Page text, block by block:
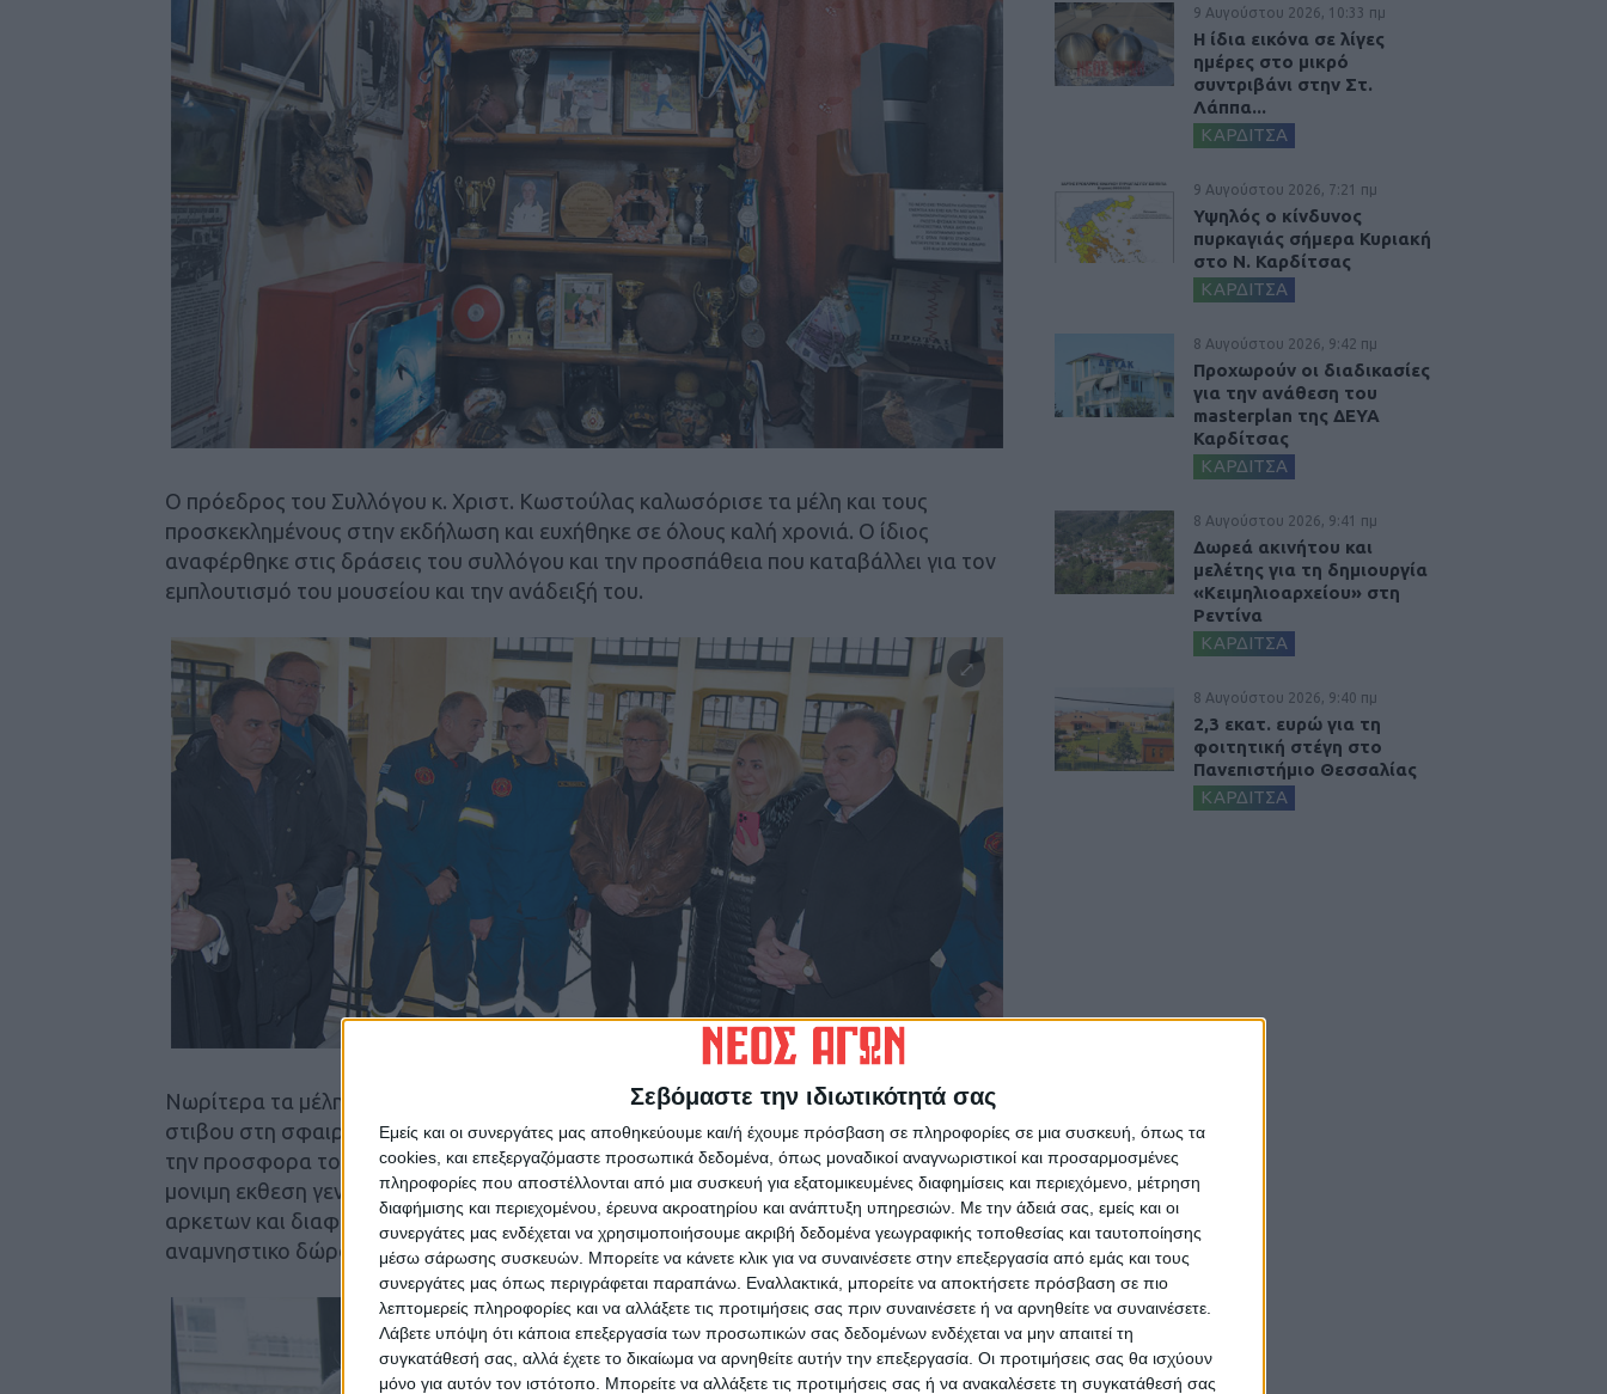
Σεβόμαστε την ιδιωτικότητά σας
Εμείς και οι συνεργάτες μας αποθηκεύουμε και/ή έχουμε πρόσβαση σε πληροφορίες σε μια συσκευή, όπως τα
cookies, και επεξεργαζόμαστε προσωπικά δεδομένα, όπως μοναδικοί αναγνωριστικοί και προσαρμοσμένες
πληροφορίες που αποστέλλονται από μια συσκευή για εξατομικευμένες διαφημίσεις και περιεχόμενο, μέτρηση
διαφήμισης και περιεχομένου, έρευνα ακροατηρίου και ανάπτυξη υπηρεσιών. Με την άδειά σας, εμείς και οι
συνεργάτες μας ενδέχεται να χρησιμοποιήσουμε ακριβή δεδομένα γεωγραφικής τοποθεσίας και ταυτοποίησης
μέσω σάρωσης συσκευών. Μπορείτε να κάνετε κλικ για να συναινέσετε στην επεξεργασία από εμάς και τους
συνεργάτες μας όπως περιγράφεται παραπάνω. Εναλλακτικά, μπορείτε να αποκτήσετε πρόσβαση σε πιο
λεπτομερείς πληροφορίες και να αλλάξετε τις προτιμήσεις σας πριν συναινέσετε ή να αρνηθείτε να συναινέσετε.
Λάβετε υπόψη ότι κάποια επεξεργασία των προσωπικών σας δεδομένων ενδέχεται να μην απαιτεί τη
συγκατάθεσή σας, αλλά έχετε το δικαίωμα να αρνηθείτε αυτήν την επεξεργασία. Οι προτιμήσεις σας θα ισχύουν
μόνο για αυτόν τον ιστότοπο. Μπορείτε να αλλάξετε τις προτιμήσεις σας ή να ανακαλέσετε τη συγκατάθεσή σας
Ο πρόεδρος του Συλλόγου κ. Χριστ. Κωστούλας καλωσόρισε τα μέλη και τους
προσκεκλημένους στην εκδήλωση και ευχήθηκε σε όλους καλή χρονιά. Ο ίδιος
αναφέρθηκε στις δράσεις του συλλόγου και την προσπάθεια που καταβάλλει για τον
εμπλουτισμό του μουσείου και την ανάδειξή του.
Νωρίτερα τα μέλη του συλλόγου τίμησαν τον βετερανο πρωταθλητη κλειστου
στιβου στη σφαιροβολία και δισκοβολία κ. Αθανάσιο Κωσταβάρα του Ιωαννου για
την προσφορα του στον ελληνικό και οχι μονο αθλητισμο και την παραχωρηση στη
μονιμη εκθεση γενικων πυροσβεστικων κ.λπ. υλικων Μουσειακου χαρακτηρα
αρκετων και διαφορων μεταλλιων και κυπελων του, επιδιδοντας του ενα
αναμνηστικο δώρο.
9 Αυγούστου 2026, 10:33 πμ
Η ίδια εικόνα σε λίγες
ημέρες στο μικρό
συντριβάνι στην Στ.
Λάππα...
ΚΑΡΔΙΤΣΑ
9 Αυγούστου 2026, 7:21 πμ
Υψηλός ο κίνδυνος
πυρκαγιάς σήμερα Κυριακή
στο Ν. Καρδίτσας
ΚΑΡΔΙΤΣΑ
8 Αυγούστου 2026, 9:42 πμ
Προχωρούν οι διαδικασίες
για την ανάθεση του
masterplan της ΔΕΥΑ
Καρδίτσας
ΚΑΡΔΙΤΣΑ
8 Αυγούστου 2026, 9:41 πμ
Δωρεά ακινήτου και
μελέτης για τη δημιουργία
«Κειμηλιοαρχείου» στη
Ρεντίνα
ΚΑΡΔΙΤΣΑ
8 Αυγούστου 2026, 9:40 πμ
2,3 εκατ. ευρώ για τη
φοιτητική στέγη στο
Πανεπιστήμιο Θεσσαλίας
ΚΑΡΔΙΤΣΑ